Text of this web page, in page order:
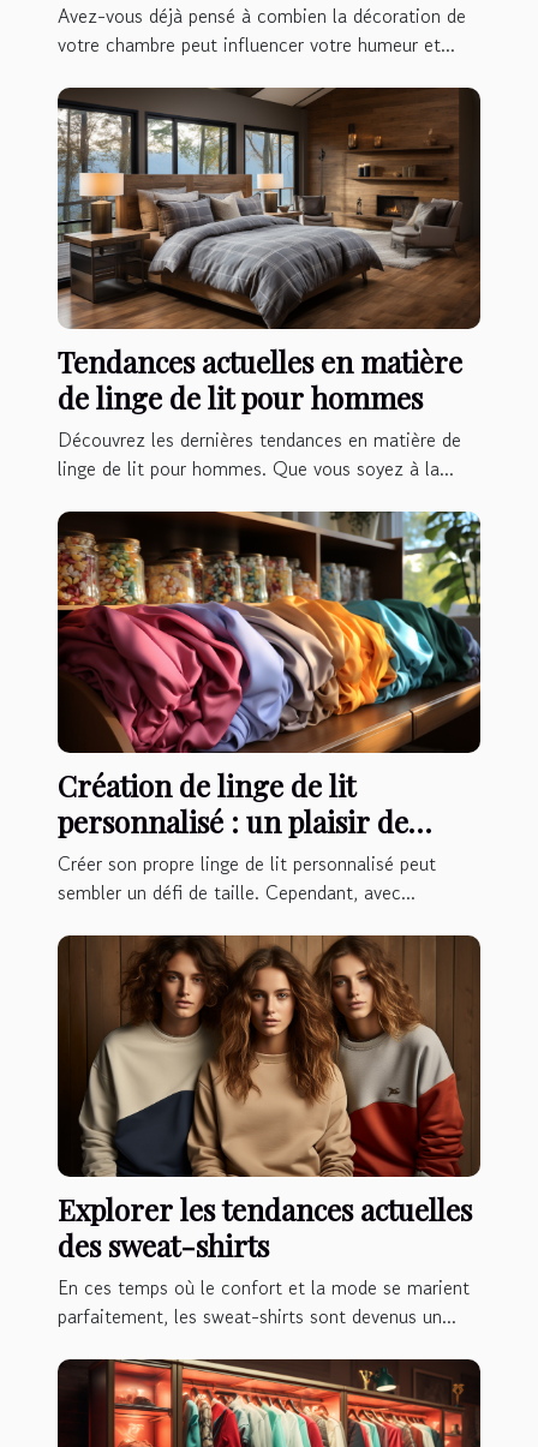
Avez-vous déjà pensé à combien la décoration de
votre chambre peut influencer votre humeur et...
Tendances actuelles en matière
de linge de lit pour hommes
Découvrez les dernières tendances en matière de
linge de lit pour hommes. Que vous soyez à la...
Création de linge de lit
personnalisé : un plaisir de
couture à petit budget
Créer son propre linge de lit personnalisé peut
sembler un défi de taille. Cependant, avec...
Explorer les tendances actuelles
des sweat-shirts
En ces temps où le confort et la mode se marient
parfaitement, les sweat-shirts sont devenus un...